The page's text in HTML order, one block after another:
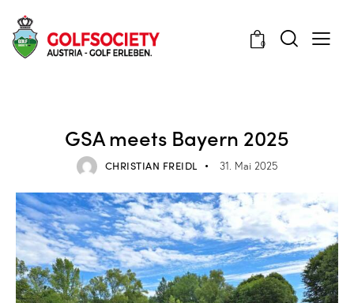
0
GSA meets Bayern 2025
CHRISTIAN FREIDL 31. Mai 2025